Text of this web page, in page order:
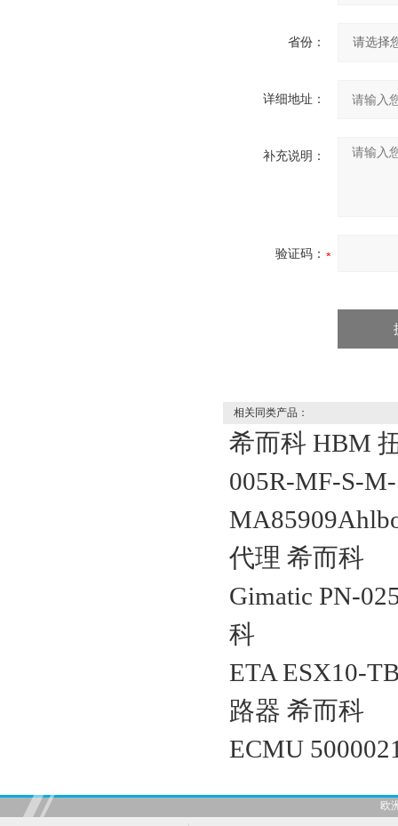
省份：
详细地址：
补充说明：
验证码：
相关同类产品：
希而科 HBM
005R-MF-S-M-
代理 希而科
Gimatic PN-
科
ETA ESX10-
路器 希而科
ECMU
欧